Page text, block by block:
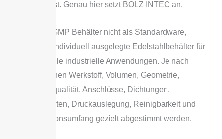
Prozess passt. Genau hier setzt BOLZ INTEC an.
Wir fertigen GMP Behälter nicht als Standardware,
sondern als individuell ausgelegte Edelstahlbehälter für
anspruchsvolle industrielle Anwendungen. Je nach
Prozess können Werkstoff, Volumen, Geometrie,
Oberflächenqualität, Anschlüsse, Dichtungen,
Deckelvarianten, Druckauslegung, Reinigbarkeit und
Dokumentationsumfang gezielt abgestimmt werden.